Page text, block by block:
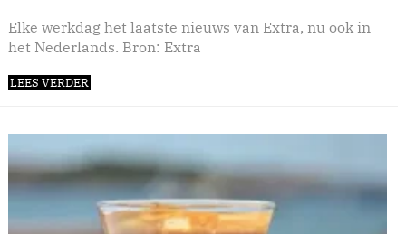
Elke werkdag het laatste nieuws van Extra, nu ook in
het Nederlands. Bron: Extra
LEES VERDER